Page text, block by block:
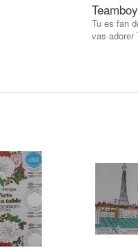
Tu es fan
vas adorer